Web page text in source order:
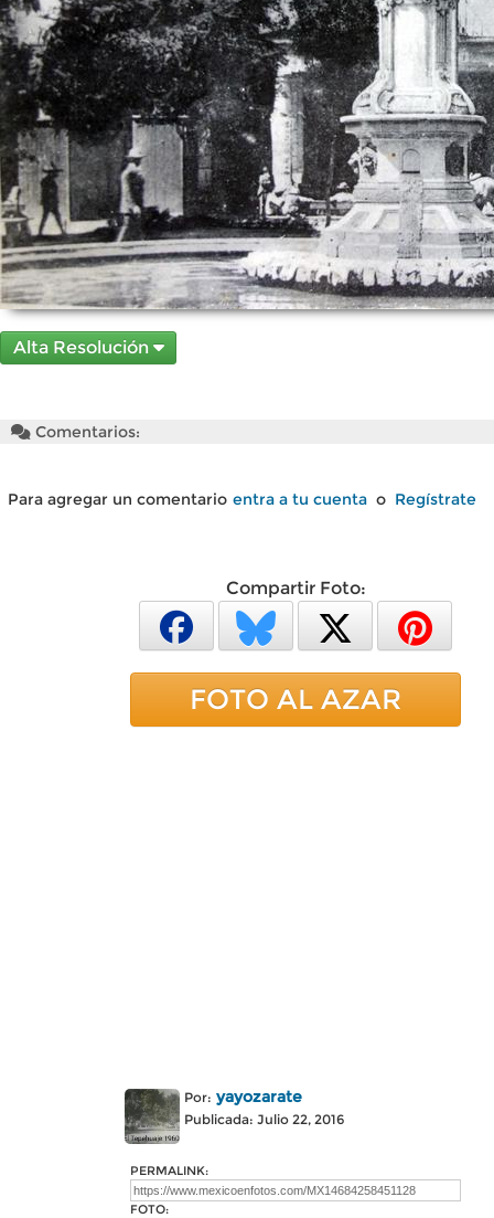
Alta Resolución
Comentarios:
Para agregar un comentario entra a tu cuenta o Regístrate
Compartir Foto:
FOTO AL AZAR
Por: yayozarate
Publicada: Julio 22, 2016
PERMALINK:
FOTO: